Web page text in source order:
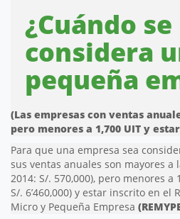
¿Cuándo se
considera
pequeña
(Las empresas con ventas
pero menores a 1,700 UIT y estar
Para que una empresa sea
sus ventas anuales son mayores a
2014: S/. 570,000), pero menores a
S/. 6’460,000) y estar inscrito en el
Micro y Pequeña Empresa